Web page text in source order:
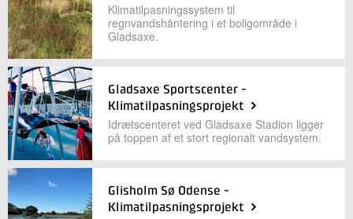
Send
Klimatilpasningssystem til
regnvandshåntering i et boligområde i
Gladsaxe.
Gladsaxe Sportscenter -
Klimatilpasningsprojekt
Idrætscenteret ved Gladsaxe Stadion ligger
på toppen af et stort regionalt vandsystem.
Glisholm Sø Odense -
Klimatilpasningsprojekt